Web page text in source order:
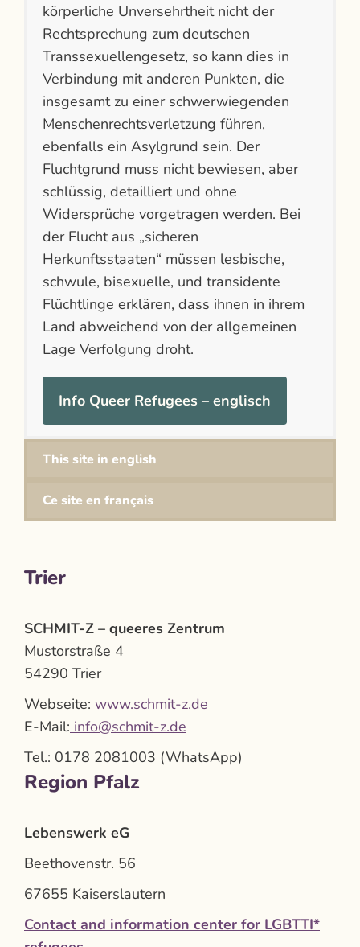
körperliche Unversehrtheit nicht der
Rechtsprechung zum deutschen
Transsexuellengesetz, so kann dies in
Verbindung mit anderen Punkten, die
insgesamt zu einer schwerwiegenden
Menschenrechtsverletzung führen,
ebenfalls ein Asylgrund sein. Der
Fluchtgrund muss nicht bewiesen, aber
schlüssig, detailliert und ohne
Widersprüche vorgetragen werden. Bei
der Flucht aus „sicheren
Herkunftsstaaten“ müssen lesbische,
schwule, bisexuelle, und transidente
Flüchtlinge erklären, dass ihnen in ihrem
Land abweichend von der allgemeinen
Lage Verfolgung droht.
Info Queer Refugees – englisch
This site in english
Ce site en français
Trier
SCHMIT-Z – queeres Zentrum
Mustorstraße 4
54290 Trier
Webseite: www.schmit-z.de
E-Mail: info@schmit-z.de
Tel.: 0178 2081003 (WhatsApp)
Region Pfalz
Lebenswerk eG
Beethovenstr. 56
67655 Kaiserslautern
Contact and information center for LGBTTI*